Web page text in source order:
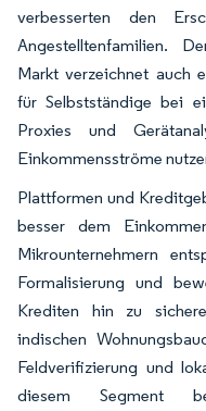
verbesserten den
Angestelltenfamilien.
Markt verzeichnet auch
für Selbstständige bei
Proxies und
Einkommensströme
Plattformen und
besser dem
Mikrounternehmern
Formalisierung und
Krediten hin zu
indischen
Feldverifizierung und
diesem Segment